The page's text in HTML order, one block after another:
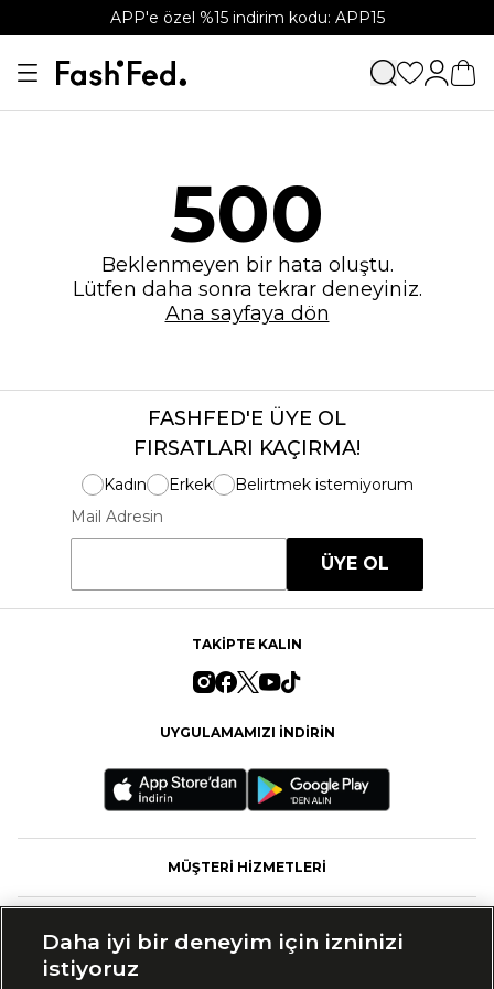
APP'e özel %15 indirim kodu: APP15
500
Beklenmeyen bir hata oluştu.
Lütfen daha sonra tekrar deneyiniz.
Ana sayfaya dön
FASHFED'E ÜYE OL
FIRSATLARI KAÇIRMA!
Kadın Erkek
Belirtmek istemiyorum
Mail Adresin
ÜYE OL
TAKİPTE KALIN
UYGULAMAMIZI İNDİRİN
MÜŞTERİ HİZMETLERİ
Daha iyi bir deneyim için izninizi
istiyoruz